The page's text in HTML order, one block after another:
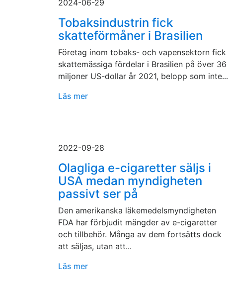
2024-06-29
Tobaksindustrin fick
skatteförmåner i Brasilien
Företag inom tobaks- och vapensektorn fick
skattemässiga fördelar i Brasilien på över 36
miljoner US-dollar år 2021, belopp som inte...
Läs mer
2022-09-28
Olagliga e-cigaretter säljs i
USA medan myndigheten
passivt ser på
Den amerikanska läkemedelsmyndigheten
FDA har förbjudit mängder av e-cigaretter
och tillbehör. Många av dem fortsätts dock
att säljas, utan att...
Läs mer